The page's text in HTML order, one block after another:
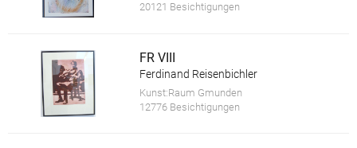
20121 Besichtigungen
FR VIII
Ferdinand Reisenbichler
Kunst:Raum Gmunden
12776 Besichtigungen